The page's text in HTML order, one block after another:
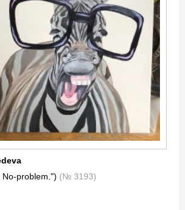
No-problem.") (№ 3193)